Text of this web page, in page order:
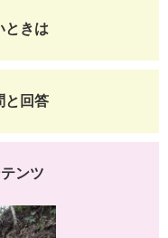
ときは
と回答
ンツ